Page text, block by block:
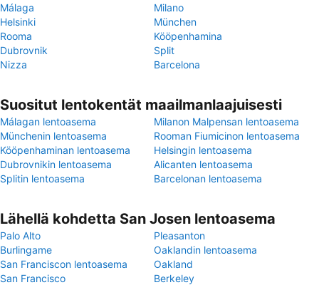
Málaga
Milano
Helsinki
München
Rooma
Kööpenhamina
Dubrovnik
Split
Nizza
Barcelona
Suositut lentokentät maailmanlaajuisesti
Málagan lentoasema
Milanon Malpensan lentoasema
Münchenin lentoasema
Rooman Fiumicinon lentoasema
Kööpenhaminan lentoasema
Helsingin lentoasema
Dubrovnikin lentoasema
Alicanten lentoasema
Splitin lentoasema
Barcelonan lentoasema
Lähellä kohdetta San Josen lentoasema
Palo Alto
Pleasanton
Burlingame
Oaklandin lentoasema
San Franciscon lentoasema
Oakland
San Francisco
Berkeley